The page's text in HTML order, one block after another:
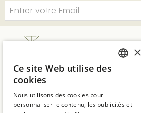
SUITES NATURA
Ctra. C65 Km.7, vecindario de Solius, s/n
17246 Girona
+34 972 837 017
CATALAN
×
Ce site Web utilise des
cookies
Nous utilisons des cookies pour
personnaliser le contenu, les publicités et